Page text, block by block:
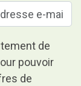
de
pouvoir
de